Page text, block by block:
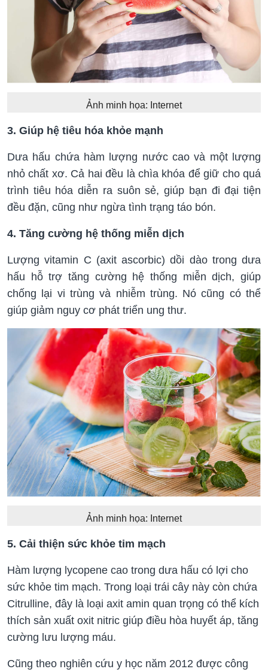
Ảnh minh họa: Internet
3. Giúp hệ tiêu hóa khỏe mạnh
Dưa hấu chứa hàm lượng nước cao và một lượng
nhỏ chất xơ. Cả hai đều là chìa khóa để giữ cho quá
trình tiêu hóa diễn ra suôn sẻ, giúp bạn đi đại tiện
đều đặn, cũng như ngừa tình trạng táo bón.
4. Tăng cường hệ thống miễn dịch
Lượng vitamin C (axit ascorbic) dồi dào trong dưa
hấu hỗ trợ tăng cường hệ thống miễn dịch, giúp
chống lại vi trùng và nhiễm trùng. Nó cũng có thể
giúp giảm nguy cơ phát triển ung thư.
Ảnh minh họa: Internet
5. Cải thiện sức khỏe tim mạch
Hàm lượng lycopene cao trong dưa hấu có lợi cho
sức khỏe tim mạch. Trong loại trái cây này còn chứa
Citrulline, đây là loại axit amin quan trọng có thể kích
thích sản xuất oxit nitric giúp điều hòa huyết áp, tăng
cường lưu lượng máu.
Cũng theo nghiên cứu y học năm 2012 được công